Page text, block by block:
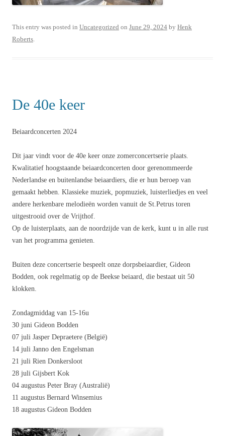
This entry was posted in Uncategorized on June 29, 2024 by Henk
Roberts
De 40e keer
Beiaardconcerten 2024
Dit jaar vindt voor de 40e keer onze zomerconcertserie plaats.
Kwalitatief hoogstaande beiaardconcerten door gerenommeerde
Nederlandse en buitenlandse beiaardiers, die er hun beroep van
gemaakt hebben. Klassieke muziek, popmuziek, luisterliedjes en veel
andere herkenbare melodieën worden vanuit de St.Petrus toren
uitgestrooid over de Vrijthof.
Op de luisterplaats, aan de noordzijde van de kerk, kunt u in alle rust
van het programma genieten.
Buiten deze concertserie bespeelt onze dorpsbeiaardier, Gideon
Bodden, ook regelmatig op de Beekse beiaard, die bestaat uit 50
klokken.
Zondagmiddag van 15-16u
30 juni Gideon Bodden
07 juli Jasper Depraetere (België)
14 juli Janno den Engelsman
21 juli Rien Donkersloot
28 juli Gijsbert Kok
04 augustus Peter Bray (Australië)
11 augustus Bernard Winsemius
18 augustus Gideon Bodden